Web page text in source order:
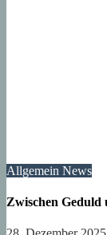
Allgemein News
Zwischen